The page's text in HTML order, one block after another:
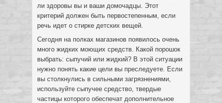
ли здоровы вы и ваши домочадцы. Этот
критерий должен быть первостепенным, если
речь идет о стирке детских вещей.
Сегодня на полках магазинов появилось очень
много жидких моющих средств. Какой порошок
выбрать: сыпучий или жидкий? В этой ситуации
нужно понять какие цели вы преследуете. Если
вы столкнулись в сильными загрязнениями,
используйте сыпучее средство, твердые
частицы которого обеспечат дополнительное